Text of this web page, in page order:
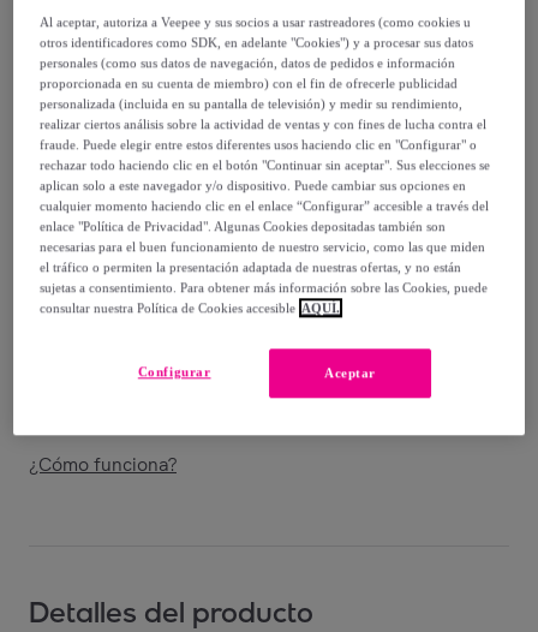
25,95 €
38,99 €
-33%
Vendido porZianshop
Entrega
y el12/08
¿Cómo funciona?
Detalles del producto
Al aceptar, autoriza a Veepee y sus socios a usar rastreadores (como cookies u
otros identificadores como SDK, en adelante "Cookies") y a procesar sus datos
personales (como sus datos de navegación, datos de pedidos e información
proporcionada en su cuenta de miembro) con el fin de ofrecerle publicidad
personalizada (incluida en su pantalla de televisión) y medir su rendimiento,
realizar ciertos análisis sobre la actividad de ventas y con fines de lucha contra el
fraude. Puede elegir entre estos diferentes usos haciendo clic en "Configurar" o
rechazar todo haciendo clic en el botón "Continuar sin aceptar". Sus elecciones se
aplican solo a este navegador y/o dispositivo. Puede cambiar sus opciones en
cualquier momento haciendo clic en el enlace “Configurar” accesible a través del
enlace "Política de Privacidad". Algunas Cookies depositadas también son
necesarias para el buen funcionamiento de nuestro servicio, como las que miden
el tráfico o permiten la presentación adaptada de nuestras ofertas, y no están
sujetas a consentimiento. Para obtener más información sobre las Cookies, puede
consultar nuestra Política de Cookies accesible AQUÍ.
Aceptar
Configurar